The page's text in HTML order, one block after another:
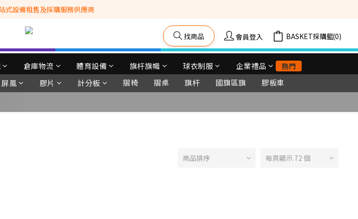
式設備租售及採購服務供應商
式設備租售及採購服務供應商
(只限網站落單, 不適用於急單, 訂制產品, 屏風, 籠車, 舞台等)
話: 21153328 | 報價: info@hkbasket.com
式設備租售及採購服務供應商
找商品 會員登入 購物車(0)
倉庫物流 體育設備 旗杆旗幟 球衣制服 企業禮品 熱門
屏風 膠片 計分板 摺椅 摺桌 旗杆 國旗區旗 膠板車
商品排序 每頁顯示 72 個